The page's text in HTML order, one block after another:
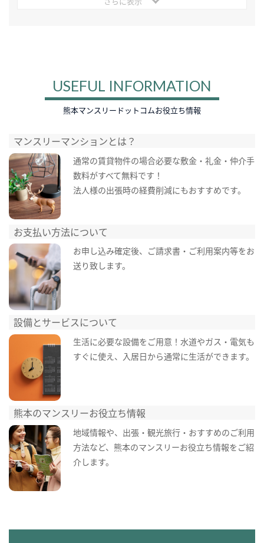
USEFUL INFORMATION
熊本マンスリードットコムお役立ち情報
マンスリーマンションとは？
通常の賃貸物件の場合必要な敷金・礼金・仲介手
数料がすべて無料です！
法人様の出張時の経費削減にもおすすめです。
お支払い方法について
お申し込み確定後、ご請求書・ご利用案内等をお
送り致します。
設備とサービスについて
生活に必要な設備をご用意！水道やガス・電気も
すぐに使え、入居日から通常に生活ができます。
熊本のマンスリーお役立ち情報
地域情報や、出張・観光旅行・おすすめのご利用
方法など、熊本のマンスリーお役立ち情報をご紹
介します。